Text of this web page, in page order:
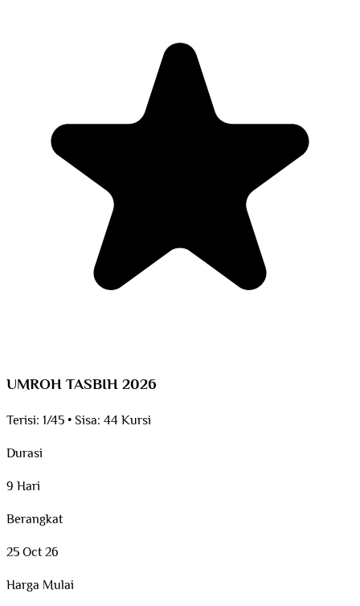
UMROH TASBIH 2026
Terisi: 1/45•Sisa: 44 Kursi
Durasi
9 Hari
Berangkat
25 Oct 26
Harga Mulai